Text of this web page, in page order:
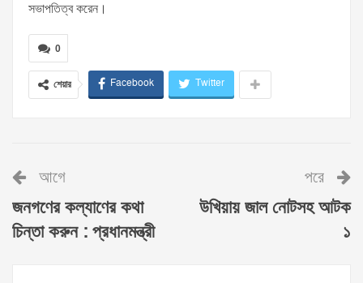
সভাপতিত্ব করেন।
0
শেয়ার Facebook Twitter
আগে
জনগণের কল্যাণের কথা
চিন্তা করুন : প্রধানমন্ত্রী
পরে
উখিয়ায় জাল নোটসহ আটক
১